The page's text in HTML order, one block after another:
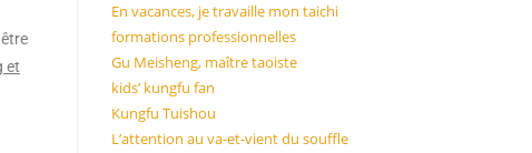
et
En vacances, je travaille mon taichi
formations professionnelles
Gu Meisheng, maître taoiste
kids’ kungfu fan
Kungfu Tuishou
L’attention au va-et-vient du souffle